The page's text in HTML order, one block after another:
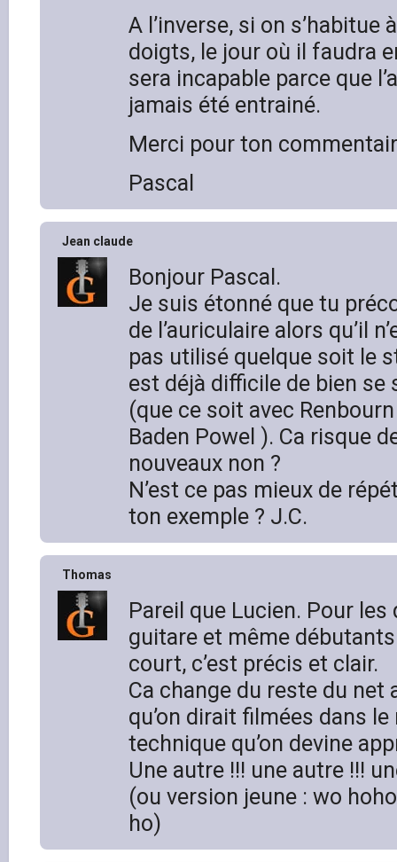
A l’inverse, si on s’habitue
doigts, le jour où il faudra
sera incapable parce que
jamais été entrainé.
Merci pour ton
Pascal
Jean claude
Bonjour Pascal.
Je suis étonné que tu
de l’auriculaire alors qu’il
pas utilisé quelque soit le
est déjà difficile de bien se
(que ce soit avec
Baden Powel ). Ca risque
nouveaux non ?
N’est ce pas mieux de
ton exemple ? J.C.
Thomas
Pareil que Lucien. Pour
guitare et même
court, c’est précis et clair.
Ca change du reste du net
qu’on dirait filmées dans
technique qu’on devine
Une autre !!! une autre !!!
(ou version jeune : wo
ho)